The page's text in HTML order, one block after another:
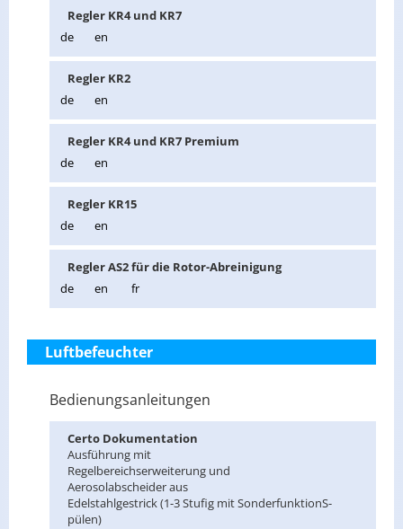
Reg­ler KR4 und KR7
de
en
Reg­ler KR2
de
en
Reg­ler KR4 und KR7 Pre­mi­um
de
en
Reg­ler KR15
de
en
Reg­ler AS2 für die Ro­tor-Ab­rei­ni­gung
de
en fr
Luftbefeuchter
Bedienungsanleitungen
Certo Do­ku­men­ta­ti­on
Aus­füh­rung mit
Re­gel­be­reich­ser­wei­te­rung und
Ae­ro­so­l­ab­schei­der aus
Edel­stahl­ge­strick (1-3 Stu­fig mit Son­der­funk­ti­onS­
pü­len)